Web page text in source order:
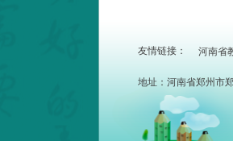
地址：河南省郑州市
友情链接： 河南省